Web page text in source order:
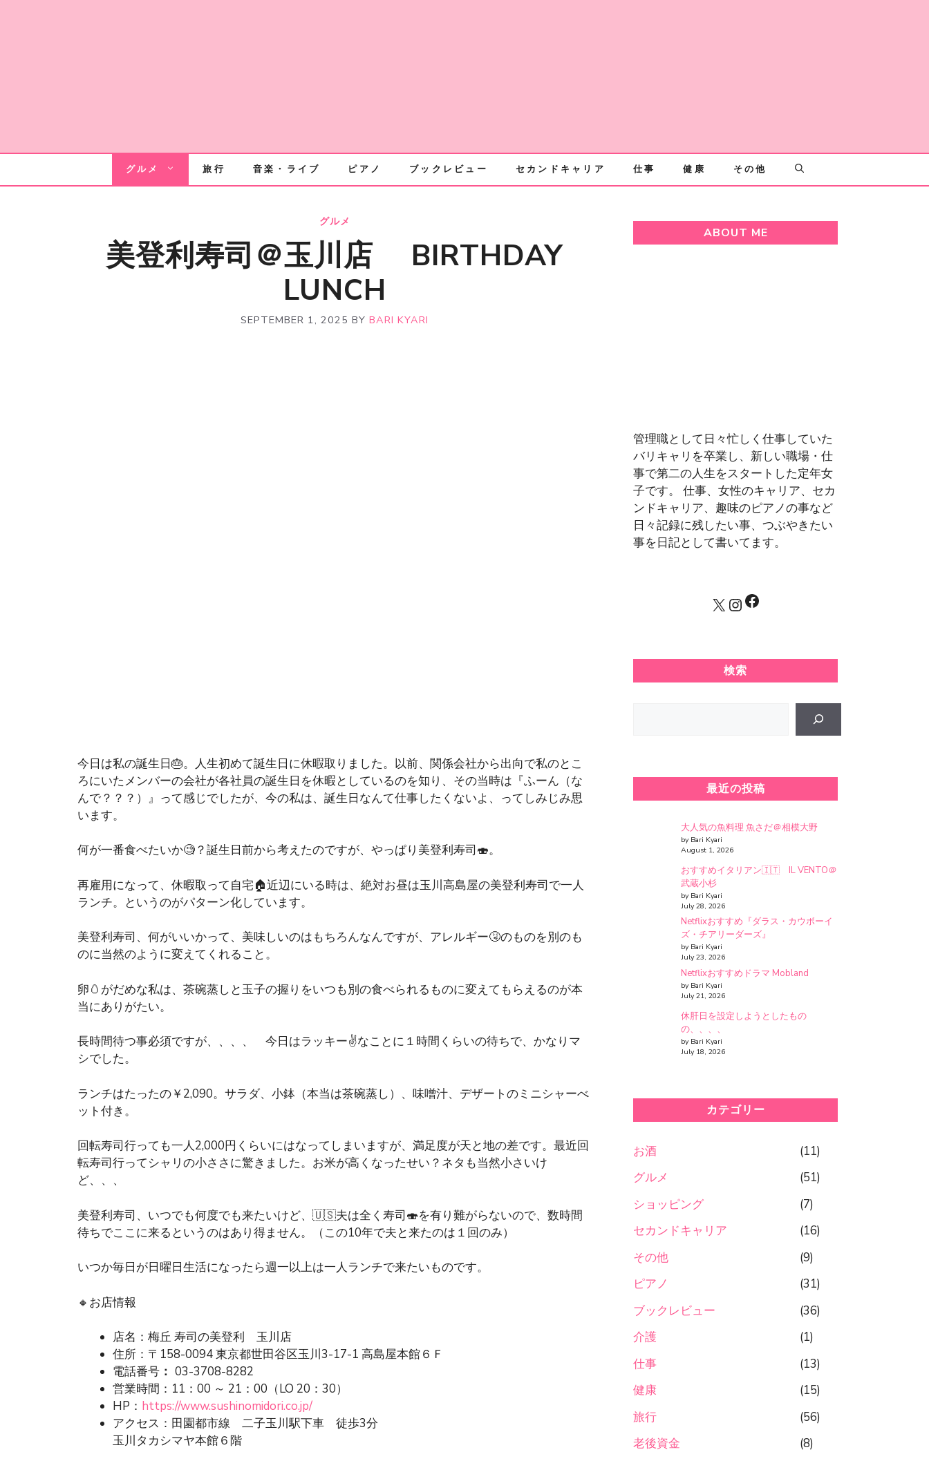
グルメ 旅行 音楽・ライブ ピアノ ブックレビュー セカンドキャリア 仕事 健康 その他
グルメ
美登利寿司＠玉川店 BIRTHDAY
LUNCH
SEPTEMBER 1, 2025 BY BARI KYARI
今日は私の誕生日🎂。人生初めて誕生日に休暇取りました。以前、関係会社から出向で私のとこ
ろにいたメンバーの会社が各社員の誕生日を休暇としているのを知り、その当時は『ふーん（な
んで？？？）』って感じでしたが、今の私は、誕生日なんて仕事したくないよ、ってしみじみ思
います。
何が一番食べたいか🧐？誕生日前から考えたのですが、やっぱり美登利寿司🍣。
再雇用になって、休暇取って自宅🏠近辺にいる時は、絶対お昼は玉川高島屋の美登利寿司で一人
ランチ。というのがパターン化しています。
美登利寿司、何がいいかって、美味しいのはもちろんなんですが、アレルギー🤧のものを別のも
のに当然のように変えてくれること。
卵🥚がだめな私は、茶碗蒸しと玉子の握りをいつも別の食べられるものに変えてもらえるのが本
当にありがたい。
長時間待つ事必須ですが、、、、 今日はラッキー✌️なことに１時間くらいの待ちで、かなりマ
シでした。
ランチはたったの￥2,090。サラダ、小鉢（本当は茶碗蒸し）、味噌汁、デザートのミニシャーべ
ット付き。
回転寿司行っても一人2,000円くらいにはなってしまいますが、満足度が天と地の差です。最近回
転寿司行ってシャリの小ささに驚きました。お米が高くなったせい？ネタも当然小さいけ
ど、、、
美登利寿司、いつでも何度でも来たいけど、🇺🇸夫は全く寿司🍣を有り難がらないので、数時間
待ちでここに来るというのはあり得ません。（この10年で夫と来たのは１回のみ）
いつか毎日が日曜日生活になったら週一以上は一人ランチで来たいものです。
🔸お店情報
店名：梅丘 寿司の美登利 玉川店
住所：〒158-0094 東京都世田谷区玉川3-17-1 高島屋本館６Ｆ
電話番号 ： 03-3708-8282
営業時間：11：00 ～ 21：00（LO 20：30）
HP： https://www.sushinomidori.co.jp/
アクセス：田園都市線 二子玉川駅下車 徒歩3分
玉川タカシマヤ本館６階
ABOUT ME
管理職として日々忙しく仕事していた
バリキャリを卒業し、新しい職場・仕
事で第二の人生をスタートした定年女
子です。 仕事、女性のキャリア、セカ
ンドキャリア、趣味のピアノの事など
日々記録に残したい事、つぶやきたい
事を日記として書いてます。
X Instagram
Facebook
検索
最近の投稿
大人気の魚料理 魚さだ＠相模大野
by Bari Kyari
August 1, 2026
おすすめイタリアン🇮🇹 IL VENTO＠
武蔵小杉
by Bari Kyari
July 28, 2026
Netflixおすすめ『ダラス・カウボーイ
ズ・チアリーダーズ』
by Bari Kyari
July 23, 2026
Netflixおすすめドラマ Mobland
by Bari Kyari
July 21, 2026
休肝日を設定しようとしたもの
の、、、、
by Bari Kyari
July 18, 2026
カテゴリー
お酒
(11)
グルメ
(51)
ショッピング
(7)
セカンドキャリア
(16)
その他
(9)
ピアノ
(31)
ブックレビュー
(36)
介護
(1)
仕事
(13)
健康
(15)
旅行
(56)
老後資金
(8)